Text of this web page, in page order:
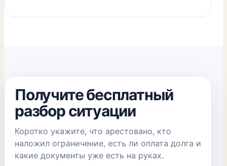
Получите бесплатный
разбор ситуации
Коротко укажите, что арестовано, кто
наложил ограничение, есть ли оплата долга и
какие документы уже есть на руках.